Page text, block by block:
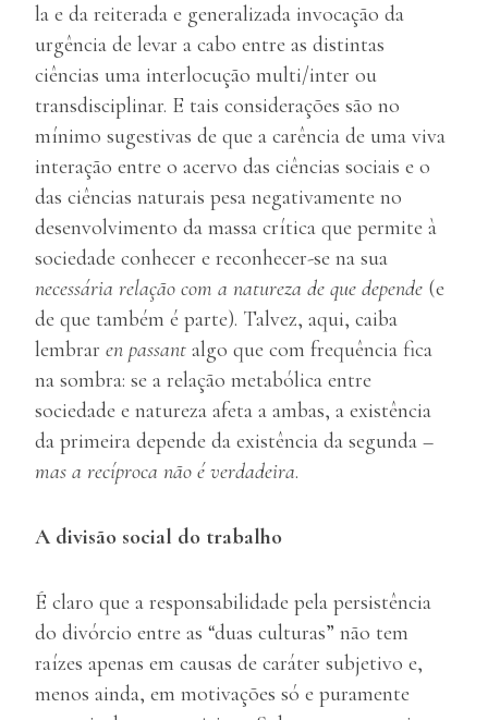
la e da reiterada e generalizada invocação da
urgência de levar a cabo entre as distintas
ciências uma interlocução multi/inter ou
transdisciplinar. E tais considerações são no
mínimo sugestivas de que a carência de uma viva
interação entre o acervo das ciências sociais e o
das ciências naturais pesa negativamente no
desenvolvimento da massa crítica que permite à
sociedade conhecer e reconhecer-se na sua
necessária relação com a natureza de que depende (e
de que também é parte). Talvez, aqui, caiba
lembrar en passant algo que com frequência fica
na sombra: se a relação metabólica entre
sociedade e natureza afeta a ambas, a existência
da primeira depende da existência da segunda –
mas a recíproca não é verdadeira.
A divisão social do trabalho
É claro que a responsabilidade pela persistência
do divórcio entre as “duas culturas” não tem
raízes apenas em causas de caráter subjetivo e,
menos ainda, em motivações só e puramente